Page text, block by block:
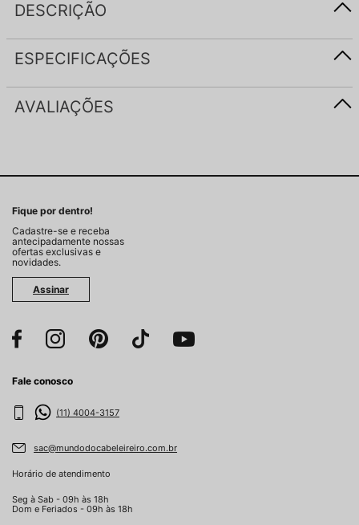
DESCRIÇÃO
ESPECIFICAÇÕES
AVALIAÇÕES
Fique por dentro!
Cadastre-se e receba
antecipadamente nossas
ofertas exclusivas e
novidades.
Assinar
Fale conosco
(11) 4004-3157
sac@mundodocabeleireiro.com.br
Horário de atendimento
Seg à Sab - 09h às 18h
Dom e Feriados - 09h às 18h